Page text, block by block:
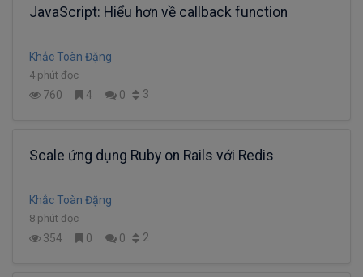
JavaScript: Hiểu hơn về callback function
Khắc Toàn Đặng
4 phút đọc
760 4 0 3
Scale ứng dụng Ruby on Rails với Redis
Khắc Toàn Đặng
8 phút đọc
354 0 0 2